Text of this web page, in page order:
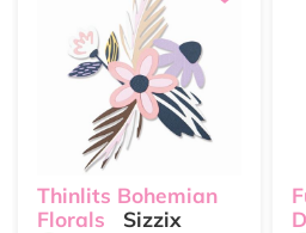
Thinlits Bohemian
Florals
Sizzix